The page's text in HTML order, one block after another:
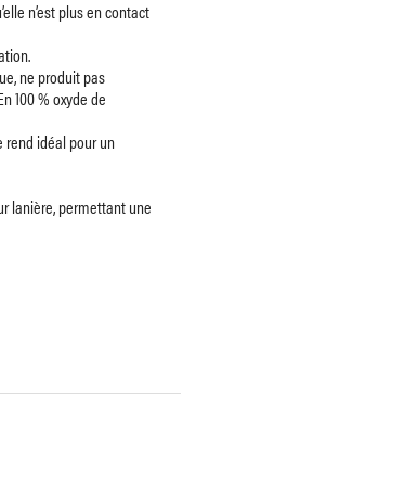
n’est plus en contact
ne produit pas
100 % oxyde de
rend idéal pour un
lanière, permettant une